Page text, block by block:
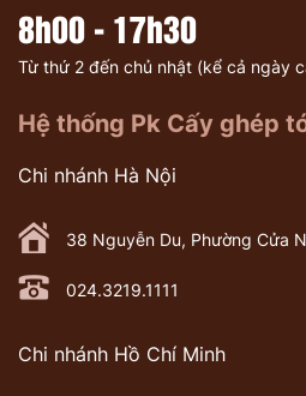
8h00 - 17h30
Từ thứ 2 đến chủ nhật (kể cả ngày
Hệ thống Pk Cấy ghép
Chi nhánh Hà Nội
38 Nguyễn Du, Phường Cửa
024.3219.1111
Chi nhánh Hồ Chí Minh